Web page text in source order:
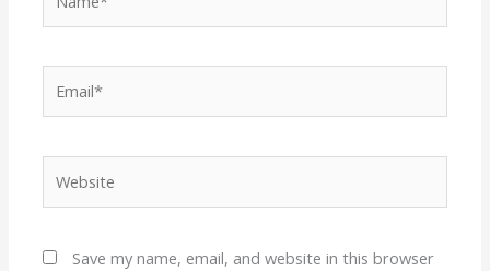
Save my name, email, and website in this browser